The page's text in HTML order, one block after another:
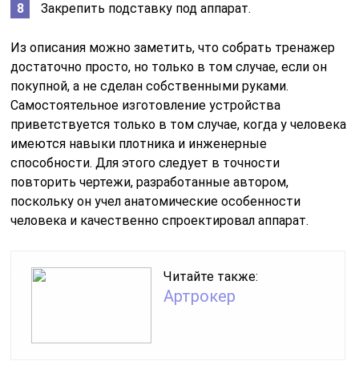
Закрепить подставку под аппарат.
Из описания можно заметить, что собрать тренажер
достаточно просто, но только в том случае, если он
покупной, а не сделан собственными руками.
Самостоятельное изготовление устройства
приветствуется только в том случае, когда у человека
имеются навыки плотника и инженерные
способности. Для этого следует в точности
повторить чертежи, разработанные автором,
поскольку он учел анатомические особенности
человека и качественно спроектировал аппарат.
Читайте также:
Артрокер